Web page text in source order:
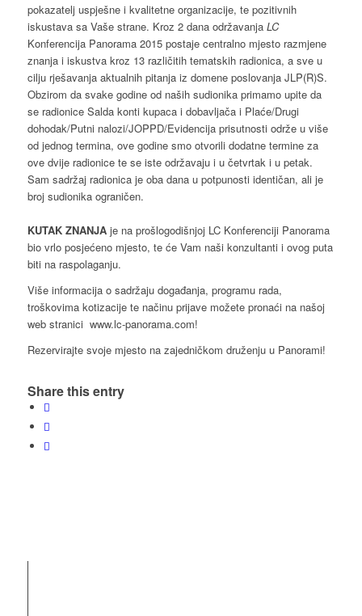
pokazatelj uspješne i kvalitetne organizacije, te pozitivnih
iskustava sa Vaše strane. Kroz 2 dana održavanja LC
Konferencija Panorama 2015 postaje centralno mjesto razmjene
znanja i iskustva kroz 13 različitih tematskih radionica, a sve u
cilju rješavanja aktualnih pitanja iz domene poslovanja JLP(R)S.
Obzirom da svake godine od naših sudionika primamo upite da
se radionice Salda konti kupaca i dobavljača i Plaće/Drugi
dohodak/Putni nalozi/JOPPD/Evidencija prisutnosti održe u više
od jednog termina, ove godine smo otvorili dodatne termine za
ove dvije radionice te se iste održavaju i u četvrtak i u petak.
Sam sadržaj radionica je oba dana u potpunosti identičan, ali je
broj sudionika ograničen.
KUTAK ZNANJAje na prošlogodišnjoj LC Konferenciji Panorama
bio vrlo posjećeno mjesto, te će Vam naši konzultanti i ovog puta
biti na raspolaganju.
Više informacija o sadržaju događanja, programu rada,
troškovima kotizacije te načinu prijave možete pronaći na našoj
web stranici www.lc-panorama.com!
Rezervirajte svoje mjesto na zajedničkom druženju u Panorami!
Share this entry